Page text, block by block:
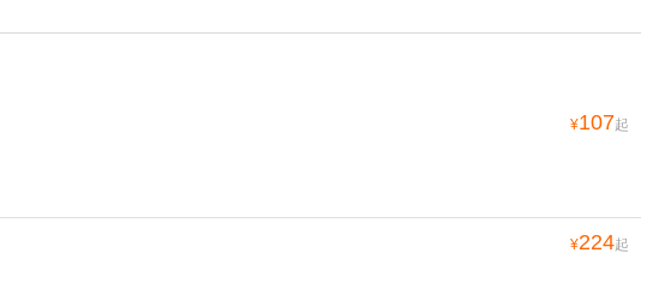
¥107起
¥224起